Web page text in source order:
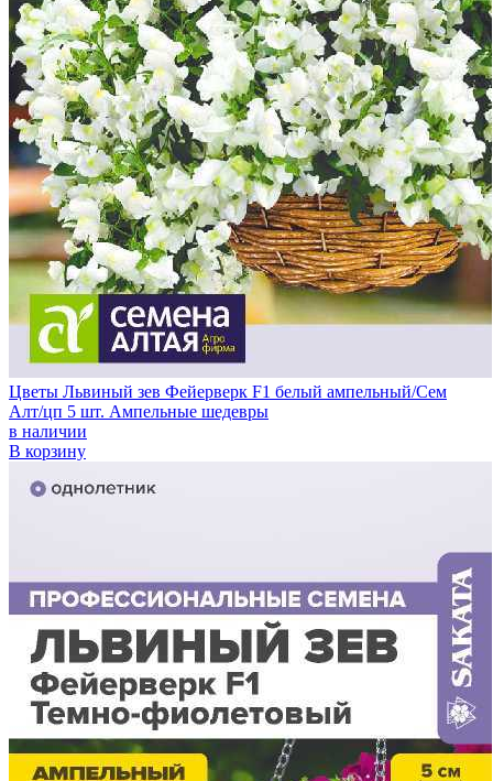
Цветы Львиный зев Фейерверк F1 белый ампельный/Сем
Алт/цп 5 шт. Ампельные шедевры
в наличии
В корзину